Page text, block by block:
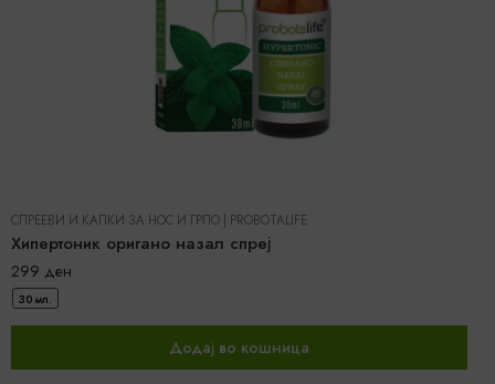
СПРЕЕВИ И КАПКИ ЗА НОС И ГРЛО PROBOTALIFE
Хипертоник оригано назал спреј
299 ден
30 мл.
Додај во кошница